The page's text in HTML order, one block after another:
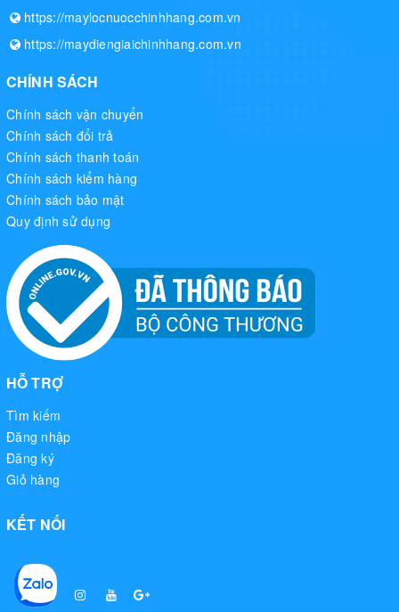
https://maylocnuocchinhhang.com.vn
https://maydiengiaichinhhang.com.vn
CHÍNH SÁCH
Chính sách vận chuyển
Chính sách đổi trả
Chính sách thanh toán
Chính sách kiểm hàng
Chính sách bảo mật
Quy định sử dụng
HỖ TRỢ
Tìm kiếm
Đăng nhập
Đăng ký
Giỏ hàng
KẾT NỐI